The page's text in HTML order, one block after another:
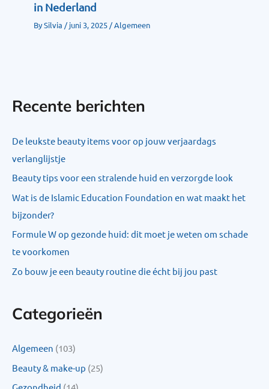
in Nederland
BySilvia /juni 3, 2025 /Algemeen
Recente berichten
De leukste beauty items voor op jouw verjaardags
verlanglijstje
Beauty tips voor een stralende huid en verzorgde look
Wat is de Islamic Education Foundation en wat maakt het
bijzonder?
Formule W op gezonde huid: dit moet je weten om schade
te voorkomen
Zo bouw je een beauty routine die écht bij jou past
Categorieën
Algemeen (103)
Beauty & make-up (25)